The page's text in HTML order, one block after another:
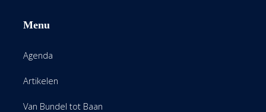
Menu
Agenda
Artikelen
Van Bundel tot Baan